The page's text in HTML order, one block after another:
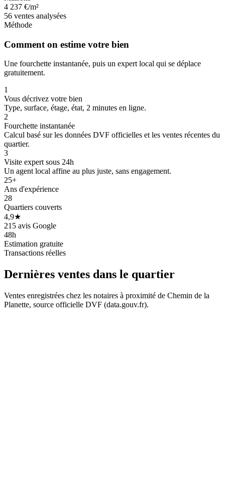
4 237 €/m²
56 ventes analysées
Méthode
Comment on estime votre bien
Une fourchette instantanée, puis un expert local qui se déplace
gratuitement.
1
Vous décrivez votre bien
Type, surface, étage, état, 2 minutes en ligne.
2
Fourchette instantanée
Calcul basé sur les données DVF officielles et les ventes récentes du
quartier.
3
Visite expert sous 24h
Un agent local affine au plus juste, sans engagement.
25+
Ans d'expérience
28
Quartiers couverts
4,9★
215 avis Google
48h
Estimation gratuite
Transactions réelles
Dernières ventes dans le quartier
Ventes enregistrées chez les notaires à proximité de Chemin de la
Planette, source officielle DVF (data.gouv.fr).